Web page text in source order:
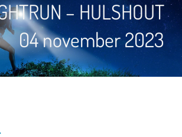
– HULSHOUT
04 november 2023